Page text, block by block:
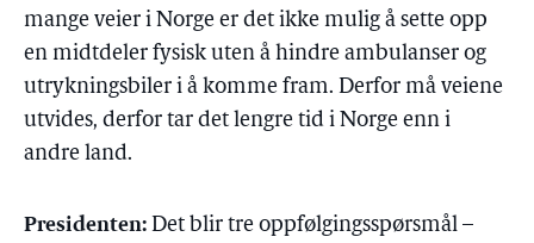
mange veier i Norge er det ikke mulig å sette opp
en midtdeler fysisk uten å hindre ambulanser og
utrykningsbiler i å komme fram. Derfor må veiene
utvides, derfor tar det lengre tid i Norge enn i
andre land.
Presidenten: Det blir tre oppfølgingsspørsmål –